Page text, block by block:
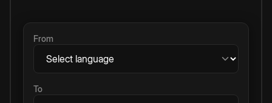
From
To